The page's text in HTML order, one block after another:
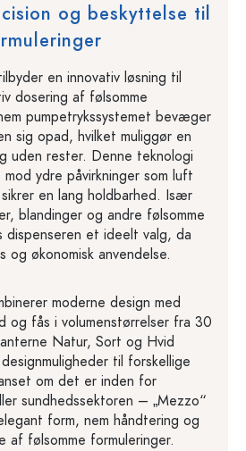
og beskyttelse til
en innovativ løsning til
dosering af følsomme
pumpetrykssystemet bevæger
sig opad, hvilket muliggør en
uden rester. Denne teknologi
ydre påvirkninger som luft
en lang holdbarhed. Især
blandinger og andre følsomme
dispenseren et ideelt valg, da
økonomisk anvendelse.
moderne design med
og fås i volumenstørrelser fra 30
Natur, Sort og Hvid
til forskellige
om det er inden for
sundhedssektoren – „Mezzo“
form, nem håndtering og
af følsomme formuleringer.